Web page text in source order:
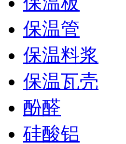
保温管
保温料浆
保温瓦壳
酚醛
硅酸铝